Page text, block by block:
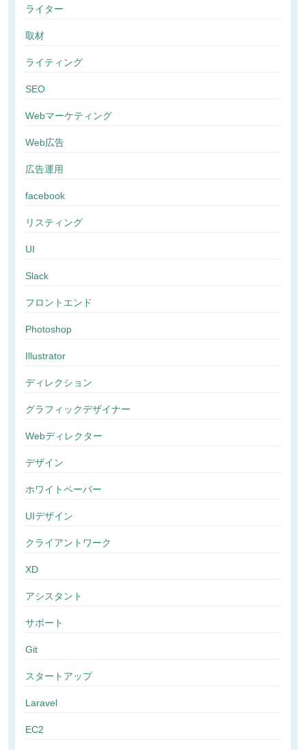
ライター
取材
ライティング
SEO
Webマーケティング
Web広告
広告運用
facebook
リスティング
UI
Slack
フロントエンド
Photoshop
Illustrator
ディレクション
グラフィックデザイナー
Webディレクター
デザイン
ホワイトペーパー
UIデザイン
クライアントワーク
XD
アシスタント
サポート
Git
スタートアップ
Laravel
EC2